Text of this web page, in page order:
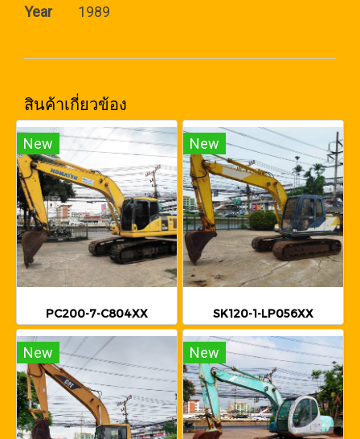
Year
1989
สินค้าเกี่ยวข้อง
New
PC200-7-C804XX
New
SK120-1-LP056XX
New New